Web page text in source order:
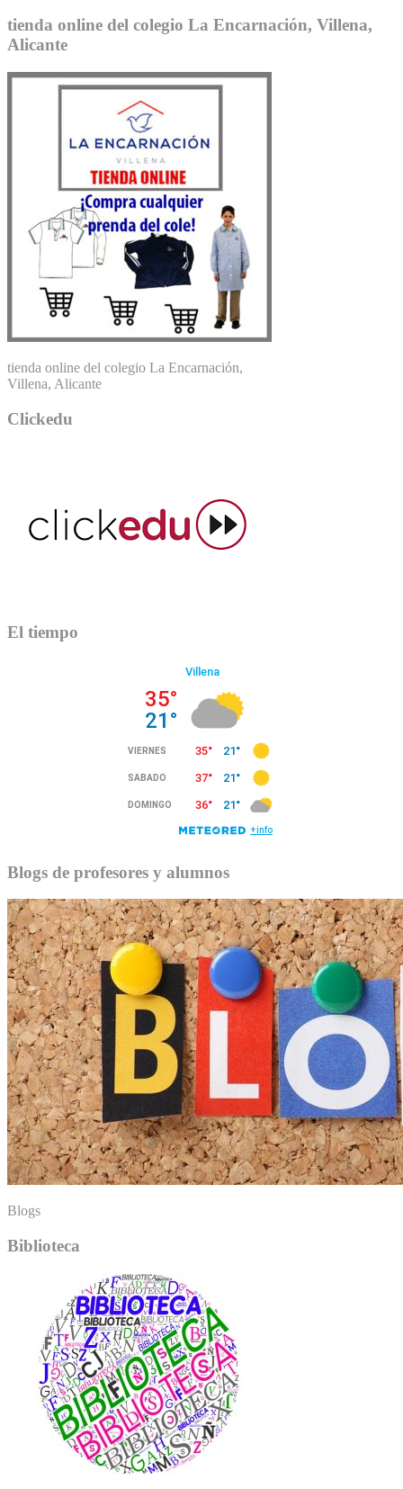
tienda online del colegio La Encarnación, Villena,
Alicante
tienda online del colegio La Encarnación,
Villena, Alicante
Clickedu
El tiempo
Blogs de profesores y alumnos
Blogs
Biblioteca